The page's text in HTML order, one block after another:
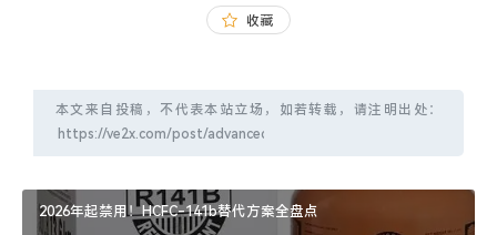
收藏
本文来自投稿，不代表本站立场，如若转载，请注明出处：
2026年起禁用！HCFC-141b替代方案全盘点